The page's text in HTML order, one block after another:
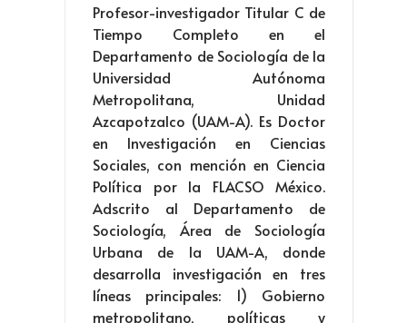
Profesor-investigador Titular C de
Tiempo Completo en el
Departamento de Sociología de la
Universidad Autónoma
Metropolitana, Unidad
Azcapotzalco (UAM-A). Es Doctor
en Investigación en Ciencias
Sociales, con mención en Ciencia
Política por la FLACSO México.
Adscrito al Departamento de
Sociología, Área de Sociología
Urbana de la UAM-A, donde
desarrolla investigación en tres
líneas principales: 1) Gobierno
metropolitano, políticas y